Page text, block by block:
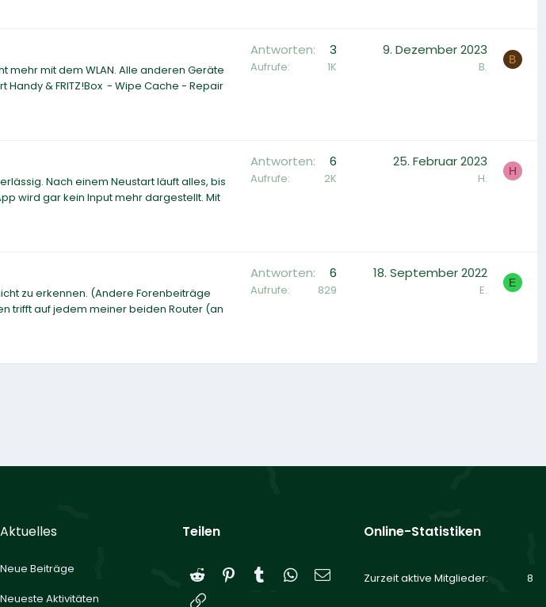
mehr mit dem WLAN. Alle anderen Geräte
& FRITZ!Box - Wipe Cache - Repair
Antworten 3
Aufrufe 1K
9. Dezember 2023
B. B
Nach einem Neustart läuft alles, bis
wird gar kein Input mehr dargestellt. Mit
Antworten 6
Aufrufe 2K
25. Februar 2023
H. H
zu erkennen. (Andere Forenbeiträge
trifft auf jedem meiner beiden Router (an
Antworten 6
Aufrufe 829
18. September 2022
E. E
Aktuelles
Neue Beiträge
Neueste Aktivitäten
Teilen
Reddit Pinterest
Tumblr WhatsApp
E-Mail
Online-Statistiken
Zurzeit aktive Mitglieder 8